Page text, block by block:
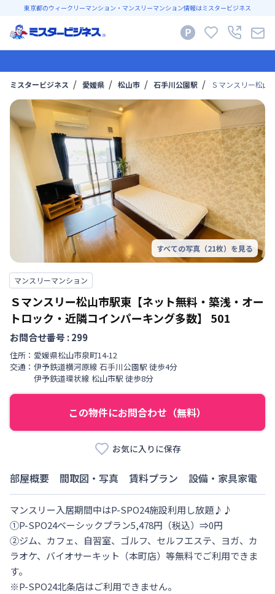
東京都のウィークリーマンション・マンスリーマンション情報はミスタービジネス
ミスタービジネス 愛媛県 松山市 石手川公園駅 Ｓマンスリー松山
すべての写真（21枚）を見る
マンスリーマンション
Ｓマンスリー松山市駅東【ネット無料・築浅・オー
トロック・近隣コインパーキング多数】
501
お問合せ番号 :299
住所： 愛媛県松山市泉町14-12
交通： 伊予鉄道横河原線 石手川公園駅 徒歩4分
伊予鉄道環状線 松山市駅 徒歩8分
この物件にお問合わせ（無料）
お気に入りに保存
部屋概要 間取図・写真 賃料プラン 設備・家具家電
マンスリー入居期間中はP-SPO24施設利用し放題♪♪
①P-SPO24ベーシックプラン5,478円（税込）⇒0円
②ジム、カフェ、自習室、ゴルフ、セルフエステ、ヨガ、カ
ラオケ、バイオサーキット（本町店）等無料でご利用できま
す。
※P-SPO24北条店はご利用できません。